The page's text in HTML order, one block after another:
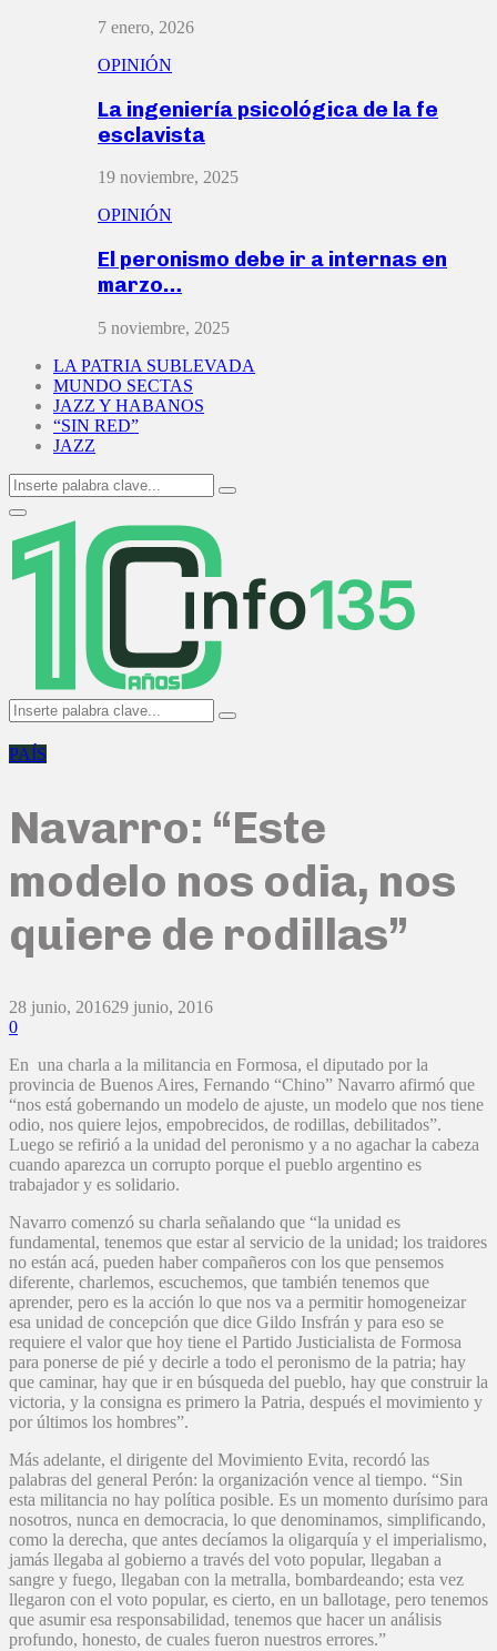
7 enero, 2026
OPINIÓN
La ingeniería psicológica de la fe
esclavista
19 noviembre, 2025
OPINIÓN
El peronismo debe ir a internas en
marzo…
5 noviembre, 2025
LA PATRIA SUBLEVADA
MUNDO SECTAS
JAZZ Y HABANOS
“SIN RED”
JAZZ
Search
for:
Search
Primary
Menu
Search
for:
Search
PAÍS
Navarro: “Este
modelo nos odia, nos
quiere de rodillas”
28 junio, 201629 junio, 2016
0
En una charla a la militancia en Formosa, el diputado por la
provincia de Buenos Aires, Fernando “Chino” Navarro afirmó que
“nos está gobernando un modelo de ajuste, un modelo que nos tiene
odio, nos quiere lejos, empobrecidos, de rodillas, debilitados”.
Luego se refirió a la unidad del peronismo y a no agachar la cabeza
cuando aparezca un corrupto porque el pueblo argentino es
trabajador y es solidario.
Navarro comenzó su charla señalando que “la unidad es
fundamental, tenemos que estar al servicio de la unidad; los traidores
no están acá, pueden haber compañeros con los que pensemos
diferente, charlemos, escuchemos, que también tenemos que
aprender, pero es la acción lo que nos va a permitir homogeneizar
esa unidad de concepción que dice Gildo Insfrán y para eso se
requiere el valor que hoy tiene el Partido Justicialista de Formosa
para ponerse de pié y decirle a todo el peronismo de la patria; hay
que caminar, hay que ir en búsqueda del pueblo, hay que construir la
victoria, y la consigna es primero la Patria, después el movimiento y
por últimos los hombres”.
Más adelante, el dirigente del Movimiento Evita, recordó las
palabras del general Perón: la organización vence al tiempo. “Sin
esta militancia no hay política posible. Es un momento durísimo para
nosotros, nunca en democracia, lo que denominamos, simplificando,
como la derecha, que antes decíamos la oligarquía y el imperialismo,
jamás llegaba al gobierno a través del voto popular, llegaban a
sangre y fuego, llegaban con la metralla, bombardeando; esta vez
llegaron con el voto popular, es cierto, en un ballotage, pero tenemos
que asumir esa responsabilidad, tenemos que hacer un análisis
profundo, honesto, de cuales fueron nuestros errores.”